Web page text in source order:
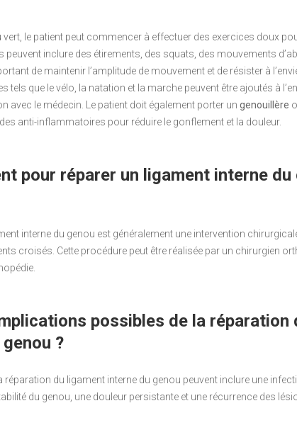
vert, le patient peut commencer à effectuer des exercices doux
peuvent inclure des étirements, des squats, des mouvements
de maintenir l’amplitude de mouvement et de résister à
tels que le vélo, la natation et la marche peuvent être ajoutés à
avec le médecin. Le patient doit également porter un genouillère
anti-inflammatoires pour réduire le gonflement et la douleur.
pour réparer un ligament interne du
interne du genou est généralement une intervention
croisés. Cette procédure peut être réalisée par un chirurgien
possibles de la réparation
?
réparation du ligament interne du genou peuvent inclure une
du genou, une douleur persistante et une récurrence des